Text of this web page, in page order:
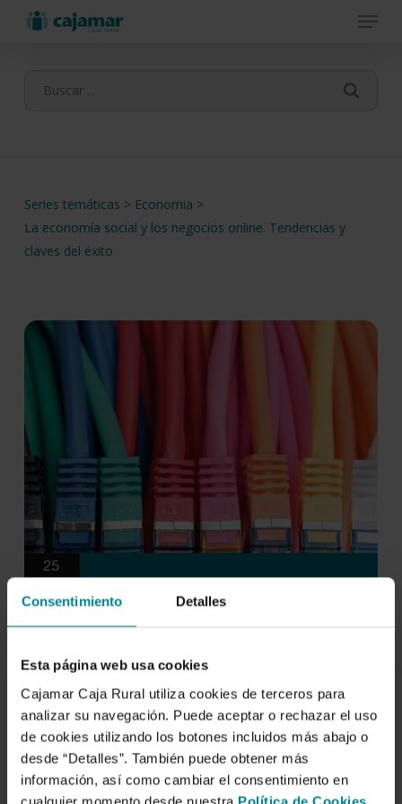
Consentimiento Detalles
Esta página web usa cookies
Cajamar Caja Rural utiliza cookies de terceros para
analizar su navegación. Puede aceptar o rechazar el uso
de cookies utilizando los botones incluidos más abajo o
desde “Detalles”. También puede obtener más
información, así como cambiar el consentimiento en
cualquier momento desde nuestra Política de Cookies.
Menu
Series temáticas > Economia >
La economía social y los negocios online. Tendencias y
claves del éxito